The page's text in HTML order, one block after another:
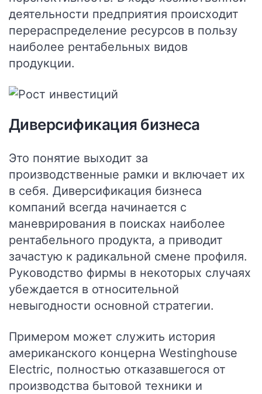
деятельности предприятия происходит
перераспределение ресурсов в пользу
наиболее рентабельных видов
продукции.
Диверсификация бизнеса
Это понятие выходит за
производственные рамки и включает их
в себя. Диверсификация бизнеса
компаний всегда начинается с
маневрирования в поисках наиболее
рентабельного продукта, а приводит
зачастую к радикальной смене профиля.
Руководство фирмы в некоторых случаях
убеждается в относительной
невыгодности основной стратегии.
Примером может служить история
американского концерна Westinghouse
Electric, полностью отказавшегося от
производства бытовой техники и